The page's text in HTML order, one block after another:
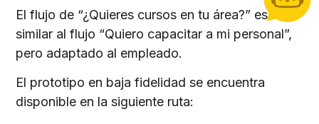
El flujo de “¿Quieres cursos en tu área?” es
similar al flujo “Quiero capacitar a mi personal”,
pero adaptado al empleado.
El prototipo en baja fidelidad se encuentra
disponible en la siguiente ruta: